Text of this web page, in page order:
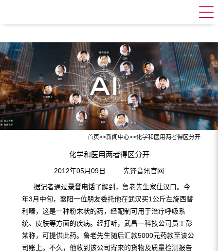
首页>>新闻中心>>化学和医用两者得区分开
化学和医用两者得区分开
2012年05月09日 先锋音讯官网
据记者通过录音电话了解到，鲁老先生家住汉口。今
年3月中旬，襄阳一位朋友委托他在武汉买1公斤左旋西替
利嗪，这是一种粉末状的药，经配制可用于治疗呼吸系
统、皮肤等方面的疾病。经打听，武昌一科技公司员工彭
某称，可提供此药。鲁老先生随后汇款5000元药款至该公
司账上。不久，他收到该公司寄来的货物及质量检测报告